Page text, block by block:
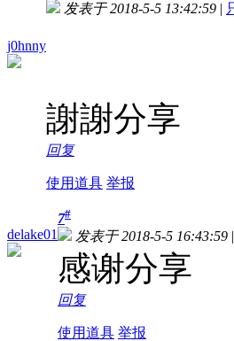
j0hnny
发表于 2018-5-5 13:42:59 |
謝謝分享
回复
使用道具 举报
delake01
7#
发表于 2018-5-5 16:43:59 |
感谢分享
回复
使用道具 举报